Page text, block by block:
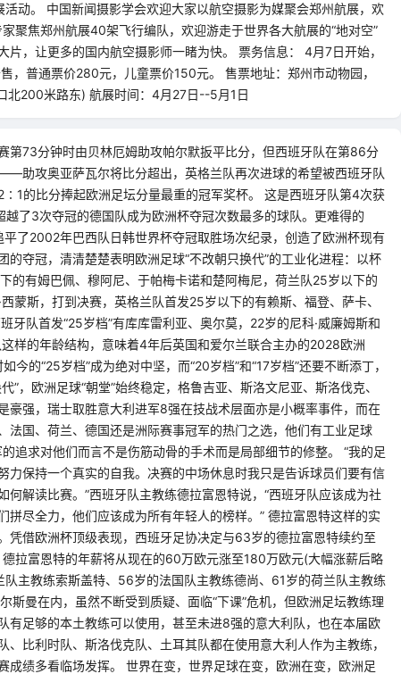
动。 中国新闻摄影学会欢迎大家以航空摄影为媒聚会郑州航展，欢
聚焦郑州航展40架飞行编队，欢迎游走于世界各大航展的“地对空”
，让更多的国内航空摄影师一睹为快。 票务信息： 4月7日开始，
，普通票价280元，儿童票价150元。 售票地址：郑州市动物园，
北200米路东) 航展时间：4月27日--5月1日
第73分钟时由贝林厄姆助攻帕尔默扳平比分，但西班牙队在第86分
攻奥亚萨瓦尔将比分超出，英格兰队再次进球的希望被西班牙队
的比分捧起欧洲足坛分量最重的冠军奖杯。 这是西班牙队第4次获
了3次夺冠的德国队成为欧洲杯夺冠次数最多的球队。更难得的
了2002年巴西队日韩世界杯夺冠取胜场次纪录，创造了欧洲杯现有
夺冠，清清楚楚表明欧洲足球“不改朝只换代”的工业化进程：以杯
的有姆巴佩、穆阿尼、于帕梅卡诺和楚阿梅尼，荷兰队25岁以下的
蒙斯，打到决赛，英格兰队首发25岁以下的有赖斯、福登、萨卡、
牙队首发“25岁档”有库库雷利亚、奥尔莫，22岁的尼科·威廉姆斯和
样的年龄结构，意味着4年后英国和爱尔兰联合主办的2028欧洲
的“25岁档”成为绝对中坚，而“20岁档”和“17岁档”还要不断添丁，
”，欧洲足球“朝堂”始终稳定，格鲁吉亚、斯洛文尼亚、斯洛伐克、
豪强，瑞士取胜意大利进军8强在技战术层面亦是小概率事件，而在
法国、荷兰、德国还是洲际赛事冠军的热门之选，他们有工业足球
追求对他们而言不是伤筋动骨的手术而是局部细节的修整。 “我的足
力保持一个真实的自我。决赛的中场休息时我只是告诉球员们要有信
解读比赛。”西班牙队主教练德拉富恩特说，“西班牙队应该成为社
拼尽全力，他们应该成为所有年轻人的榜样。” 德拉富恩特这样的实
凭借欧洲杯顶级表现，西班牙足协决定与63岁的德拉富恩特续约至
拉富恩特的年薪将从现在的60万欧元涨至180万欧元(大幅涨薪后略
主教练索斯盖特、56岁的法国队主教练德尚、61岁的荷兰队主教练
斯曼在内，虽然不断受到质疑、面临“下课”危机，但欧洲足坛教练理
有足够的本土教练可以使用，甚至未进8强的意大利队，也在本届欧
比利时队、斯洛伐克队、土耳其队都在使用意大利人作为主教练，
成绩多看临场发挥。 世界在变，世界足球在变，欧洲在变，欧洲足